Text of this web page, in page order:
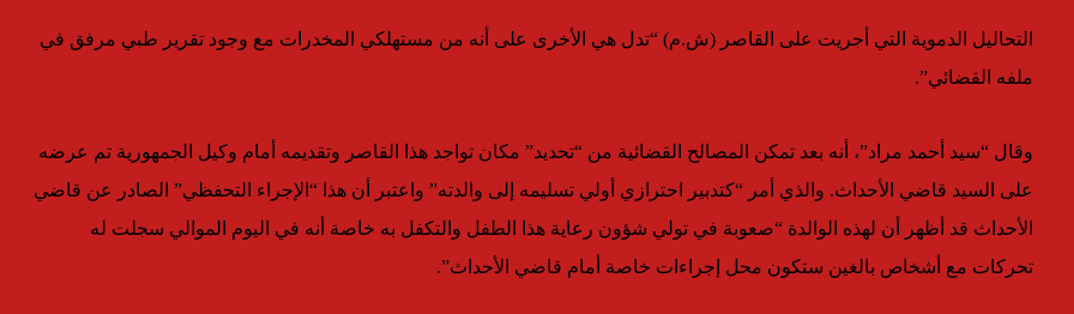
التحاليل الدموية التي أجريت على القاصر (ش.م) “تدل هي الأخرى على أنه من مستهلكي المخدرات مع وجود تقرير طبي مرفق في
ملفه القضائي”.
وقال “سيد أحمد مراد”، أنه بعد تمكن المصالح القضائية من “تحديد” مكان تواجد هذا القاصر وتقديمه أمام وكيل الجمهورية تم عرضه
على السيد قاضي الأحداث. والذي أمر “كتدبير احترازي أولي تسليمه إلى والدته” واعتبر أن هذا “الإجراء التحفظي” الصادر عن قاضي
الأحداث قد أظهر أن لهذه الوالدة “صعوبة في تولي شؤون رعاية هذا الطفل والتكفل به خاصة أنه في اليوم الموالي سجلت له
تحركات مع أشخاص بالغين ستكون محل إجراءات خاصة أمام قاضي الأحداث”.